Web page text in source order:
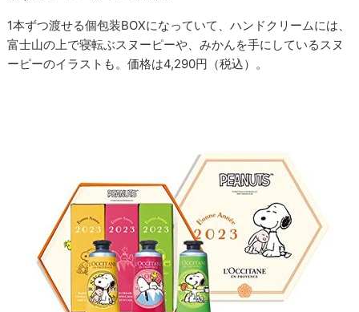
1本ずつ渡せる個包装BOXになっていて、ハンドクリームには、
富士山の上で寝転ぶスヌーピーや、みかんを手にしているスヌ
ーピーのイラストも。価格は4,290円（税込）。